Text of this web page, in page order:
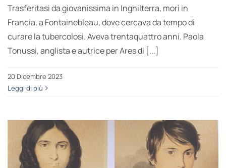
Trasferitasi da giovanissima in Inghilterra, morì in
Francia, a Fontainebleau, dove cercava da tempo di
curare la tubercolosi. Aveva trentaquattro anni. Paola
Tonussi, anglista e autrice per Ares di [...]
20 Dicembre 2023
Leggi di più